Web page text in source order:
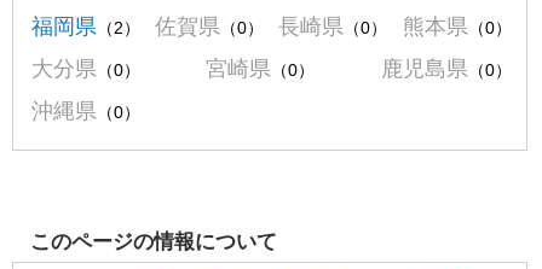
福岡県 （2） 佐賀県 （0） 長崎県 （0） 熊本県 （0）
大分県 （0） 宮崎県 （0） 鹿児島県 （0）
沖縄県 （0）
このページの情報について